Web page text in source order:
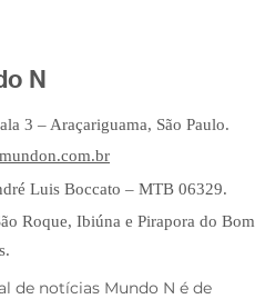
N
3 – Araçariguama, São Paulo.
Luis Boccato – MTB 06329.
Roque, Ibiúna e Pirapora do Bom
de notícias Mundo N é de